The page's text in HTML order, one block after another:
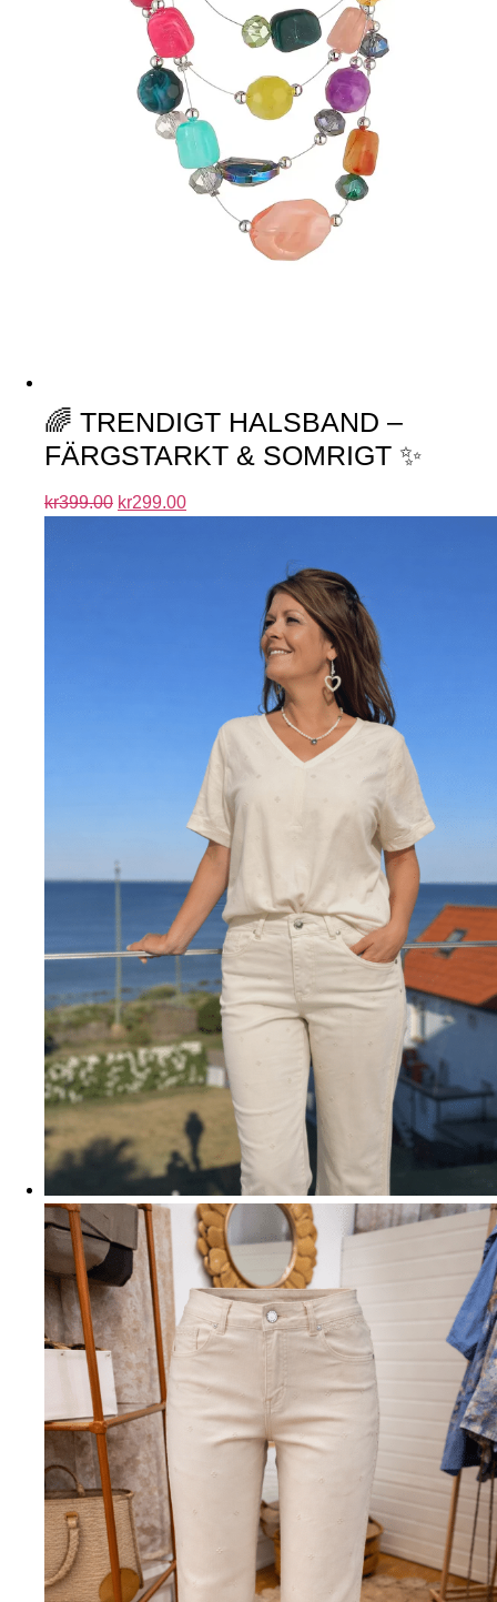
🌈 TRENDIGT HALSBAND –
FÄRGSTARKT & SOMRIGT ✨
kr399.00 kr299.00